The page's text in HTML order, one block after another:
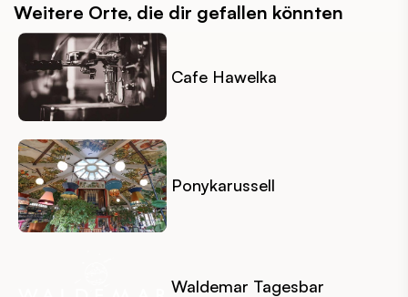
Weitere Orte, die dir gefallen könnten
Cafe Hawelka
Ponykarussell
Waldemar Tagesbar